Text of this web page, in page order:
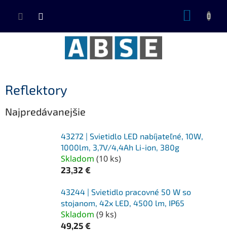
Reflektory
Najpredávanejšie
43272 | Svietidlo LED nabíjateľné, 10W,
1000lm, 3,7V/4,4Ah Li-ion, 380g
Skladom (10 ks)
23,32 €
43244 | Svietidlo pracovné 50 W so
stojanom, 42x LED, 4500 lm, IP65
Skladom (9 ks)
49,25 €